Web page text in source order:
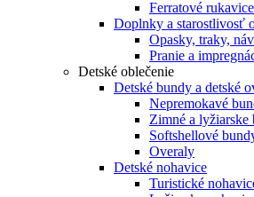
Ferratové rukavice
Doplnky a starostlivosť
Opasky, traky,
Pranie a
Detské oblečenie
Detské bundy a detské
Nepremokavé
Zimné a lyžiarske
Softshellové
Overaly
Detské nohavice
Turistické